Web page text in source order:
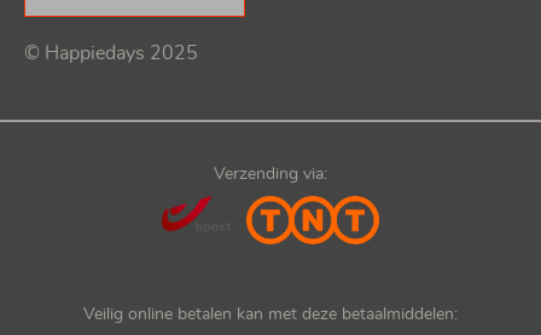
© Happiedays 2025
Verzending via:
Veilig online betalen kan met deze betaalmiddelen: